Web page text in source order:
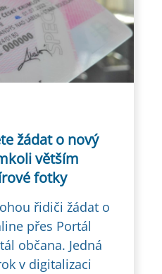
žádat o nový
větším
fotky
řidiči žádat o
přes Portál
občana. Jedná
v digitalizaci